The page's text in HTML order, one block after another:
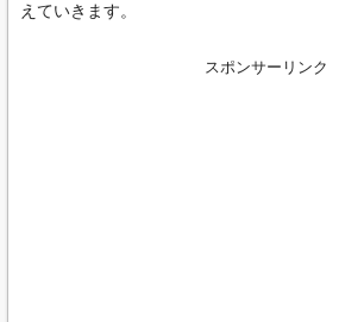
えていきます。
スポンサーリンク